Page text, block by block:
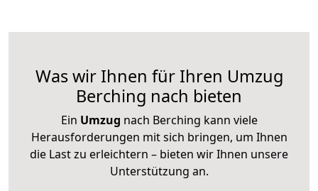
Was wir Ihnen für Ihren Umzug
Berching nach bieten
Ein Umzug nach Berching kann viele
Herausforderungen mit sich bringen, um Ihnen
die Last zu erleichtern – bieten wir Ihnen unsere
Unterstützung an.